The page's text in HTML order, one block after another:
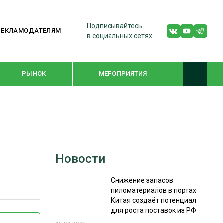
Подписывайтесь
в социальных сетях
РЫНОК МЕРОПРИЯТИЯ
WOODEX-2021
СУШКА ДРЕВЕСИНЫ
Новости
Снижение запасов
пиломатериалов в портах
Китая создаёт потенциал
для роста поставок из РФ